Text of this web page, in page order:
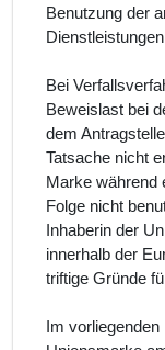
Benutzung der
Bei
Beweislast bei
dem
Tatsache nicht
Marke während
Folge nicht
Inhaberin der
innerhalb der
triftige Gründe
Im